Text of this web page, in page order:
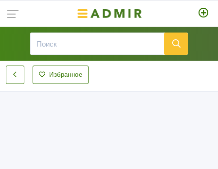
Избранное